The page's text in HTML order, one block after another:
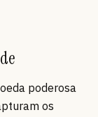
poderosa
os